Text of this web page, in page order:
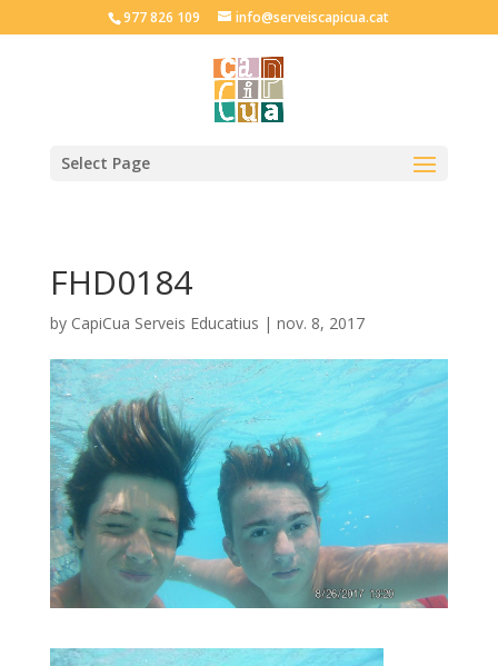
977 826 109 info@serveiscapicua.cat
Select Page
FHD0184
by CapiCua Serveis Educatius | nov. 8, 2017